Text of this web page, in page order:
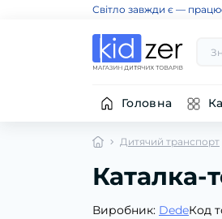
Світло завжди є —
Головна
Дитячий транспорт
Каталка-
Виробник: DedeКод